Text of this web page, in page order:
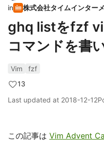
in
ghq listをfzf
コマンドを書
Vim
fzf
13
Last updated at 2018-12-12
この記事は Vim Advent